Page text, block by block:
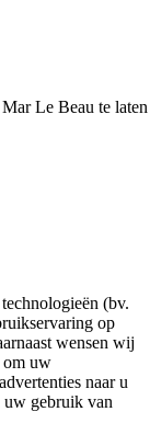
Le Beau te laten
(bv.
op
wensen wij
om uw
naar u
uw gebruik van